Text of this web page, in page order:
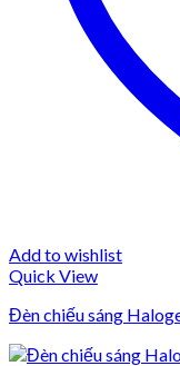
Add to wishlist
Quick View
Đèn chiếu sáng